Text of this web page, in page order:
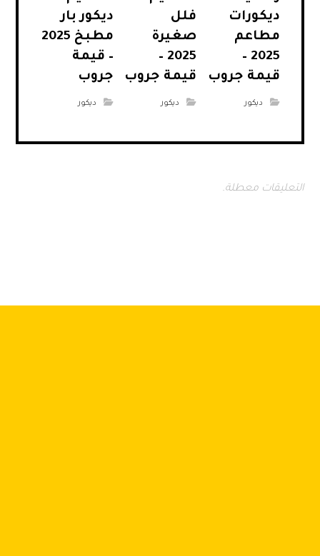
ديكورات
مطاعم
2025 –
قيمة جروب
ديكور
فلل
صغيرة
2025 –
قيمة جروب
ديكور
ديكور بار
مطبخ 2025
– قيمة
جروب
ديكور
التعليقات معطلة.